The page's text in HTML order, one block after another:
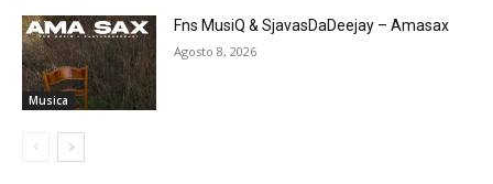
Musica
Fns MusiQ & SjavasDaDeejay – Amasax
Agosto 8, 2026